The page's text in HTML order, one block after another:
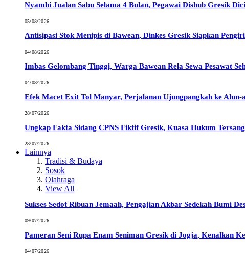
Nyambi Jualan Sabu Selama 4 Bulan, Pegawai Dishub Gresik
05/08/2026
Antisipasi Stok Menipis di Bawean, Dinkes Gresik Siapkan
04/08/2026
Imbas Gelombang Tinggi, Warga Bawean Rela Sewa Pesawat
04/08/2026
Efek Macet Exit Tol Manyar, Perjalanan Ujungpangkah ke
28/07/2026
Ungkap Fakta Sidang CPNS Fiktif Gresik, Kuasa Hukum
28/07/2026
Lainnya
Tradisi & Budaya
Sosok
Olahraga
View All
Sukses Sedot Ribuan Jemaah, Pengajian Akbar Sedekah Bumi
09/07/2026
Pameran Seni Rupa Enam Seniman Gresik di Jogja, Kenalkan
04/07/2026